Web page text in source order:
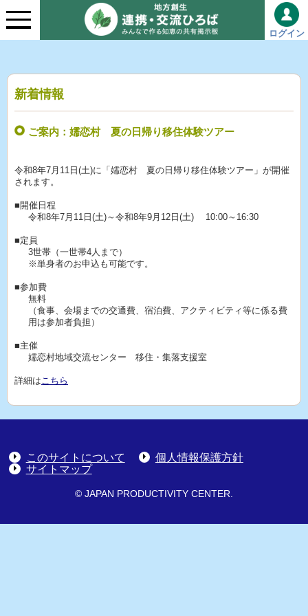
ログイン
新着情報
ご案内：嬬恋村 夏の日帰り移住体験ツアー
令和8年7月11日(土)に「嬬恋村 夏の日帰り移住体験ツアー」が開催
されます。
■開催日程
令和8年7月11日(土)～令和8年9月12日(土) 10:00～16:30
■定員
3世帯（一世帯4人まで）
※単身者のお申込も可能です。
■参加費
無料
（食事、会場までの交通費、宿泊費、アクティビティ等に係る費
用は参加者負担）
■主催
嬬恋村地域交流センター 移住・集落支援室
詳細はこちら
このサイトについて
個人情報保護方針
サイトマップ
© JAPAN PRODUCTIVITY CENTER.